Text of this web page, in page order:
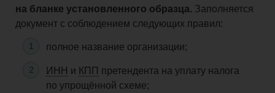
на бланке установленного образца. Заполняется
документ с соблюдением следующих правил:
полное название организации;
ИНН и КПП претендента на уплату налога
по упрощённой схеме;